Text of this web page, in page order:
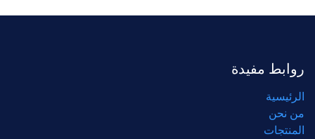
روابط مفيدة
الرئيسية
من نحن
المنتجات